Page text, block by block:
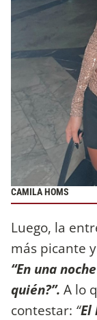
CAMILA HOMS
Luego, la
más picante
“En una
quién?”. A lo
contestar: “El